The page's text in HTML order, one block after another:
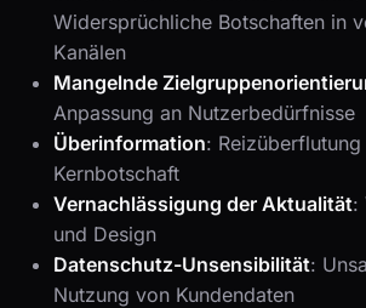
Widersprüchliche Botschaften in
Kanälen
Mangelnde
Anpassung an Nutzerbedürfnisse
Überinformation:
Kernbotschaft
Vernachlässigung der Aktualität:
und Design
Datenschutz-Unsensibilität:
Nutzung von Kundendaten